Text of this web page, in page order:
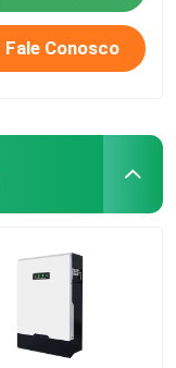
Fale Conosco